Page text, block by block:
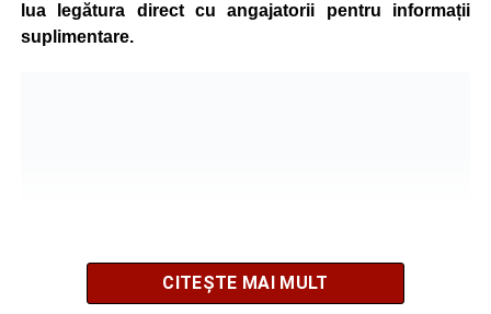
lua legătura direct cu angajatorii pentru informații
suplimentare.
CITEȘTE MAI MULT